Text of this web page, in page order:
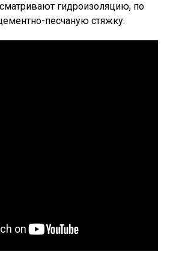
гидроизоляцию, по
песчаную стяжку.